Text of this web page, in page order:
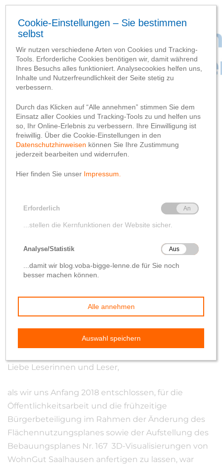
Erwischt ;-)
vonWolfgang Hilleke
Liebe Leserinnen und Leser,
als wir uns Anfang 2018 entschlossen, für die
Öffentlichkeitsarbeit und die frühzeitige
Bürgerbeteiligung im Rahmen der Änderung des
Flächennutzungsplanes sowie der Aufstellung des
Bebauungsplanes Nr. 167 3D-Visualisierungen von
WohnGut Saalhausen anfertigen zu lassen, war